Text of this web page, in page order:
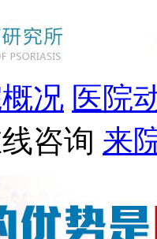
况 医院
咨询 来